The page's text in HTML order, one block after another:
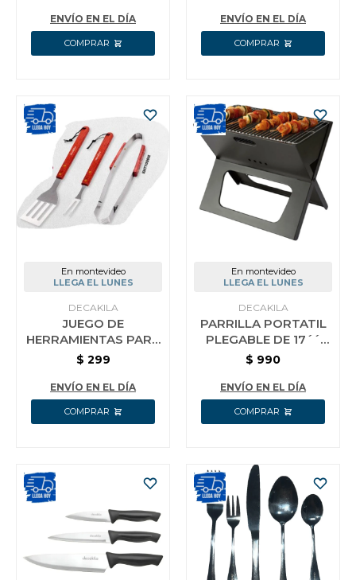
ENVÍO EN EL DÍA ENVÍO EN EL DÍA
En montevideo
LLEGA EL LUNES
DECAKILA
JUEGO DE
HERRAMIENTAS PARA
BARBACOA DECAKILA
$ 299
ENVÍO EN EL DÍA
En montevideo
LLEGA EL LUNES
DECAKILA
PARRILLA PORTATIL
PLEGABLE DE 17´´
DECAKILA
$ 990
ENVÍO EN EL DÍA